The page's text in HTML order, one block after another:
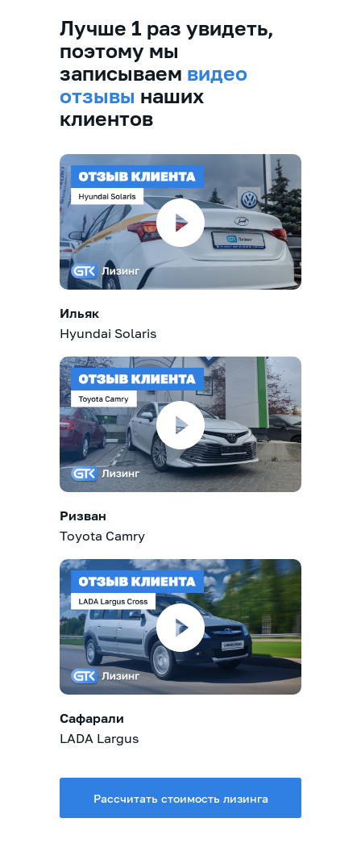
Лучше 1 раз увидеть,
поэтому мы
записываем видео
отзывы наших
клиентов
Ильяк
Hyundai Solaris
Ризван
Toyota Camry
Сафарали
LADA Largus
Рассчитать стоимость лизинга